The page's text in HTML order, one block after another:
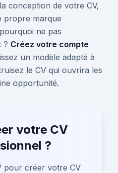
conception de votre CV,
propre marque
ne pas
? Créez votre compte
un modèle adapté à
le CV qui ouvrira les
opportunité.
votre CV
?
pour créer votre CV